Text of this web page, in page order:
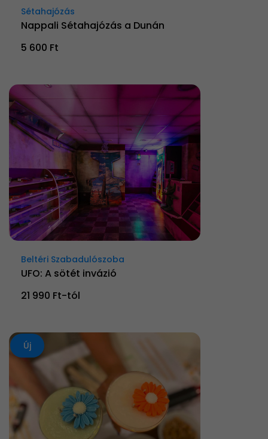
Sétahajózás
Nappali Sétahajózás a Dunán
5 600 Ft
Beltéri Szabadulószoba
UFO: A sötét invázió
21 990 Ft-tól
Új